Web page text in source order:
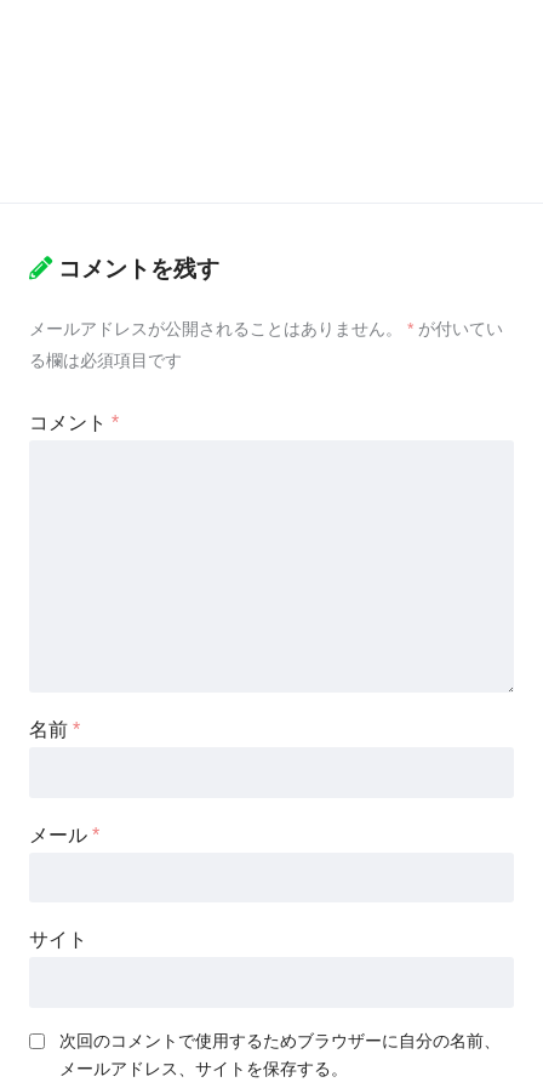
コメントを残す
メールアドレスが公開されることはありません。 * が付いてい
る欄は必須項目です
コメント *
名前 *
メール *
サイト
次回のコメントで使用するためブラウザーに自分の名前、
メールアドレス、サイトを保存する。